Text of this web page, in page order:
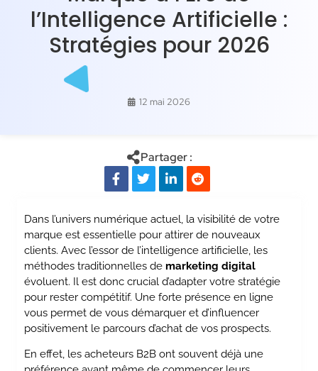
l’Intelligence Artificielle :
Stratégies pour 2026
12 mai 2026
Partager :
Dans l’univers numérique actuel, la visibilité de votre
marque est essentielle pour attirer de nouveaux
clients. Avec l’essor de l’intelligence artificielle, les
méthodes traditionnelles de marketing digital
évoluent. Il est donc crucial d’adapter votre stratégie
pour rester compétitif. Une forte présence en ligne
vous permet de vous démarquer et d’influencer
positivement le parcours d’achat de vos prospects.
En effet, les acheteurs B2B ont souvent déjà une